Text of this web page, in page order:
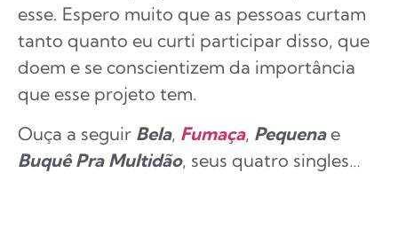
esse. Espero muito que as pessoas curtam
tanto quanto eu curti participar disso, que
doem e se conscientizem da importância
que esse projeto tem.
Ouça a seguir Bela, Fumaça, Pequenae
Buquê Pra Multidão, seus quatro singles…